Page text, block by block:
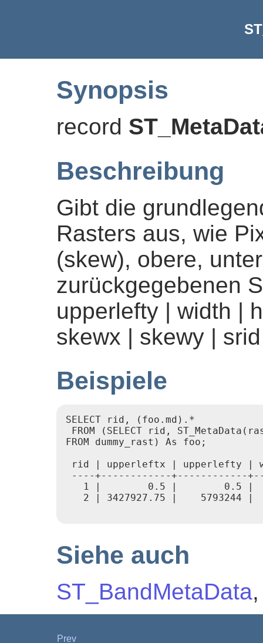
Synopsis
record
Beschreibung
Gibt die
Rasters aus, wie
(skew), obere,
zurückgegebenen
upperlefty | width |
skewx | skewy |
Beispiele
SELECT rid, (foo.md).*
FROM (SELECT rid,
FROM dummy_rast) As foo;
rid | upperleftx | upperlefty |
----+------------+------------
1 |        0.5 |        0.5 |
2 | 3427927.75 |    5793244 |
Siehe auch
ST_BandMetaData
Prev